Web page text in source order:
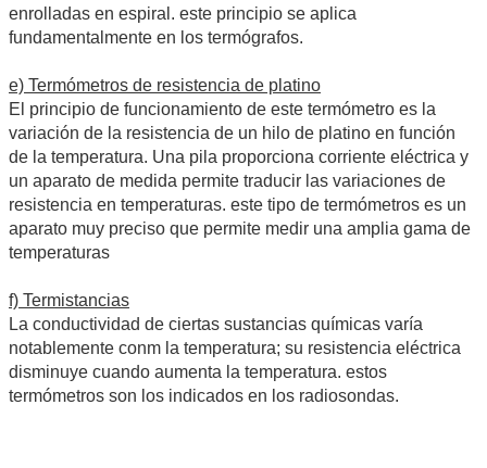
enrolladas en espiral. este principio se aplica
fundamentalmente en los termógrafos.
e) Termómetros de resistencia de platino
El principio de funcionamiento de este termómetro es la
variación de la resistencia de un hilo de platino en función
de la temperatura. Una pila proporciona corriente eléctrica y
un aparato de medida permite traducir las variaciones de
resistencia en temperaturas. este tipo de termómetros es un
aparato muy preciso que permite medir una amplia gama de
temperaturas
f) Termistancias
La conductividad de ciertas sustancias químicas varía
notablemente conm la temperatura; su resistencia eléctrica
disminuye cuando aumenta la temperatura. estos
termómetros son los indicados en los radiosondas.